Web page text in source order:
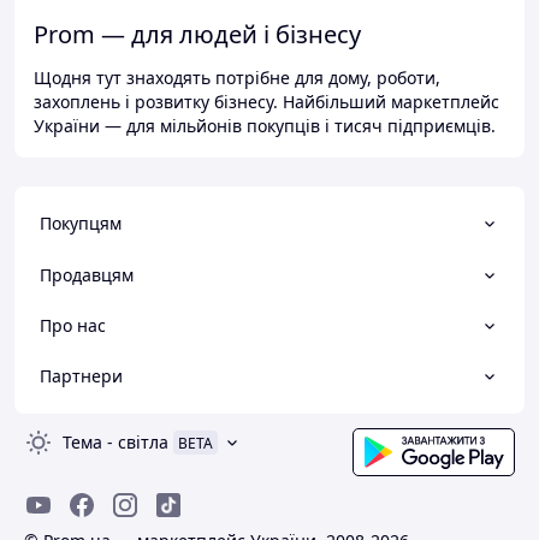
Prom — для людей і бізнесу
Щодня тут знаходять потрібне для дому, роботи,
захоплень і розвитку бізнесу. Найбільший маркетплейс
України — для мільйонів покупців і тисяч підприємців.
Покупцям
Продавцям
Про нас
Партнери
Тема - світла BETA